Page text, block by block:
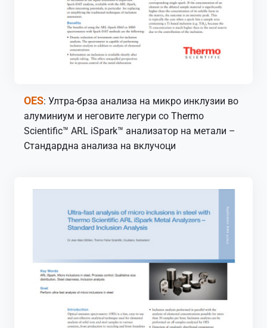
OES: Ултра-брза анализа на микро инклузии во
алуминиум и неговите легури со Thermo
Scientific™ ARL iSpark™ анализатор на метали –
Стандардна анализа на вклучоци